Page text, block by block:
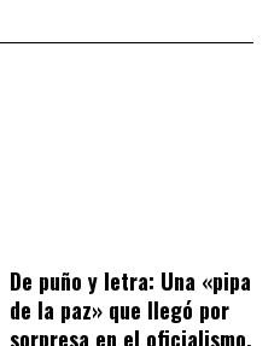
De puño y letra: Una «pipa
de la paz» que llegó por
sorpresa en el oficialismo,